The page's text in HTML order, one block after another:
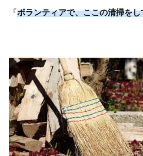
『ボランティアで、ここの清掃を